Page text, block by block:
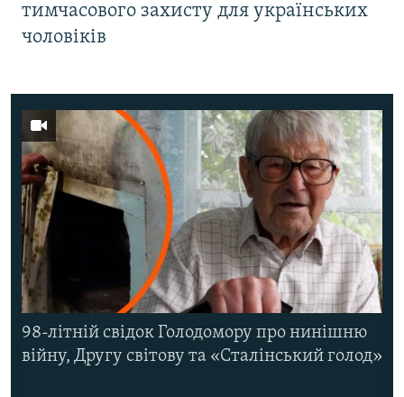
тимчасового захисту для українських
чоловіків
98-літній свідок Голодомору про нинішню
війну, Другу світову та «Сталінський голод»